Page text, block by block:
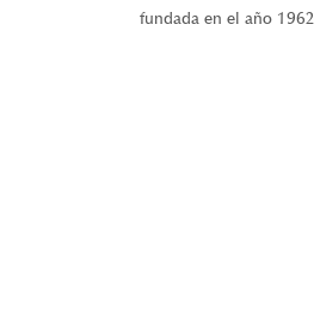
fundada en el año 1962